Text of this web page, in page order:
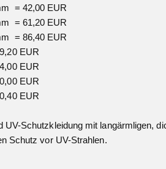
= 42,00 EUR
= 61,20 EUR
= 86,40 EUR
EUR
EUR
EUR
EUR
UV-Schutzkleidung mit langärmligen,
Schutz vor UV-Strahlen.